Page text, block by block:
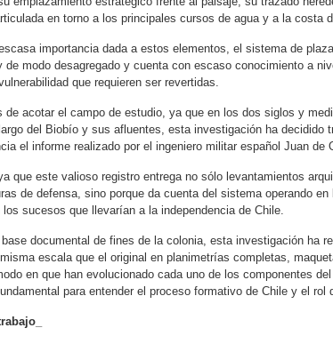
en torno a los principales cursos de agua y a la costa
importancia dada a estos elementos, el sistema de
de modo desagregado y cuenta con escaso conocimiento a
que requieren ser revertidas.
de acotar el campo de estudio, ya que en los dos siglos y
del Biobío y sus afluentes, esta investigación ha
el informe realizado por el ingeniero militar español Juan de
que este valioso registro entrega no sólo levantamientos
de defensa, sino porque da cuenta del sistema operando
los sucesos que llevarían a la independencia de Chile.
documental de fines de la colonia, esta investigación ha
escala que el original en planimetrías completas,
en que han evolucionado cada uno de los componentes
para entender el proceso formativo de Chile y el